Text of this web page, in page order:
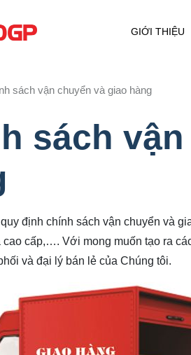
GIỚI THIỆU
sách vận chuyển và giao hàng
sách
định chính sách vận chuyển và
cấp,…. Với mong muốn tạo ra
và đại lý bán lẻ của Chúng tôi.